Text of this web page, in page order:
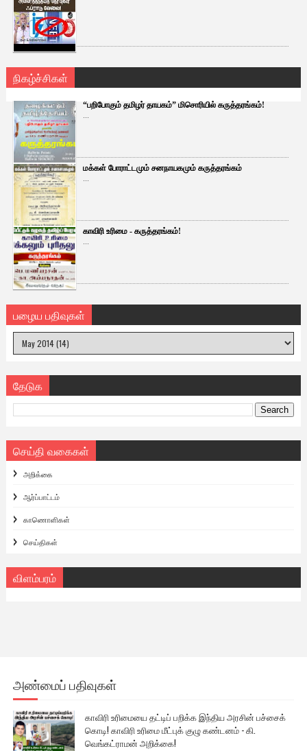
நிகழ்ச்சிகள்
“பறிபோகும் தமிழர் தாயகம்” மிசொரியில் கருத்தரங்கம்!
...
மக்கள் போராட்டமும் சனநாயகமும் கருத்தரங்கம்
...
காவிரி உரிமை - கருத்தரங்கம்!
...
பழைய பதிவுகள்
தேடுக
செய்தி வகைகள்
அறிக்கை
ஆர்ப்பாட்டம்
காணொளிகள்
செய்திகள்
விளம்பரம்
அண்மைப் பதிவுகள்
காவிரி உரிமையை தட்டிப் பறிக்க இந்திய அரசின் பச்சைக்
கொடி! காவிரி உரிமை மீட்புக் குழு கண்டனம் - கி.
வெங்கட்ராமன் அறிக்கை!